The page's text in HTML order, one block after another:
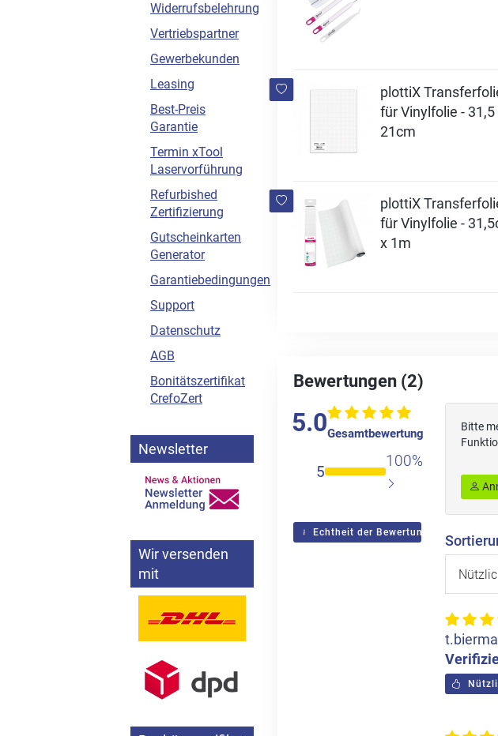
plottiX
für Vinylfolie - 31,5
21cm
plottiX
für Vinylfolie -
x 1m
Bewertungen (2)
5.0Gesamtbewertung
5
100%
Echtheit der Bewertungen
Bitte
Widerrufsbelehrung
Vertriebspartner
Gewerbekunden
Leasing
Best-Preis
Garantie
Termin xTool
Laservorführung
Refurbished
Zertifizierung
Gutscheinkarten
Generator
Garantiebedingungen
Support
Datenschutz
AGB
Bonitätszertifikat
CrefoZert
Newsletter
Wir versenden
mit